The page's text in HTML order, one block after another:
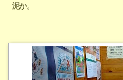
泥か。